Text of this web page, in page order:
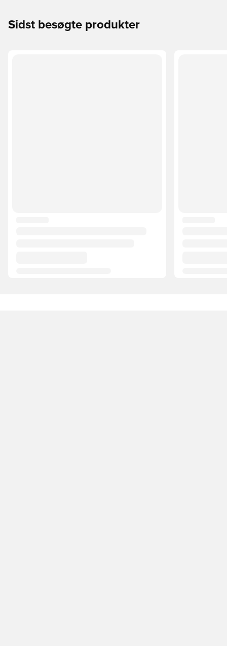
Sidst besøgte produkter